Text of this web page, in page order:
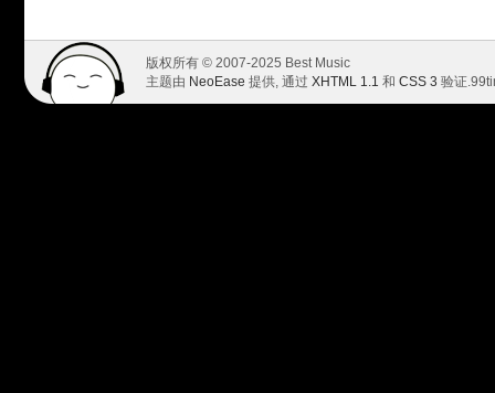
版权所有 © 2007-2025 Best Music
主题由 NeoEase 提供, 通过 XHTML 1.1 和 CSS 3 验证.